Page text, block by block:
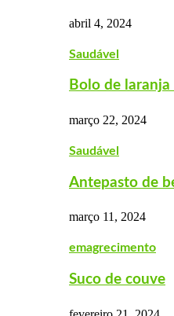
abril 4, 2024
Saudável
Bolo de
março 22, 2024
Saudável
Antepasto de
março 11, 2024
emagrecimento
Suco de couve